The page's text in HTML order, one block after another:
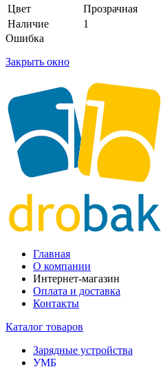
Цвет
Прозрачная
Наличие
1
Ошибка
Закрыть окно
Главная
О компании
Интернет-магазин
Оплата и доставка
Контакты
Каталог товаров
Зарядные устройства
УМБ